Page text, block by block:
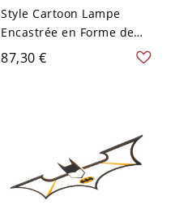
Style Cartoon Lampe
Encastrée en Forme de
Nuage Métallique
Plafonnier LED pour
87,30 €